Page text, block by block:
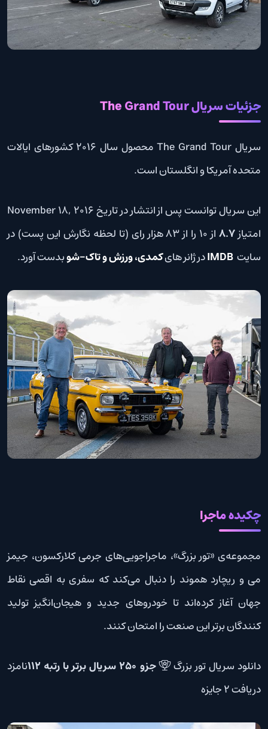
جزئیات سریال The Grand Tour
سریال The Grand Tour محصول سال 2016 کشورهای ایالات
متحده آمریکا و انگلستان است.
این سریال توانست پس از انتشار در تاریخ November 18, 2016
امتیاز8.7
از 10 را از 83 هزار رای (تا لحظه نگارش این پست) در
سایت IMDBدر ژانر هایکمدی، ورزش و تاک-شوبدست آورد.
چکیده ماجرا
مجموعه‌ی «تور بزرگ»، ماجراجویی‌های جرمی ‌کلارکسون، جیمز‌
می و ریچارد هموند را دنبال می‌کند که سفری به اقصی نقاط
جهان آغاز کرده‌اند تا خودروهای جدید و هیجان‌انگیز تولید
کنندگان برتر این صنعت را امتحان کنند.
دانلود سریال تور بزرگ جزو 250 سریال برتر با رتبه 112
نامزد
دریافت 2 جایزه